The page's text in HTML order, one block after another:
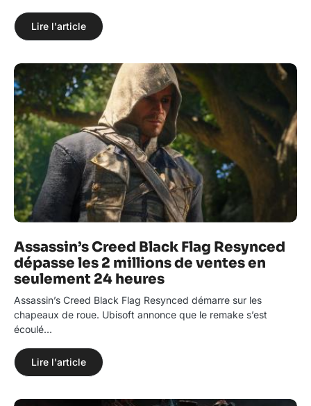
Lire l'article
Assassin’s Creed Black Flag Resynced
dépasse les 2 millions de ventes en
seulement 24 heures
Assassin’s Creed Black Flag Resynced démarre sur les
chapeaux de roue. Ubisoft annonce que le remake s’est
écoulé…
Lire l'article